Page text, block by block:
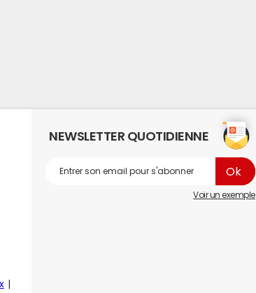
NEWSLETTER QUOTIDIENNE
Voir un exemple